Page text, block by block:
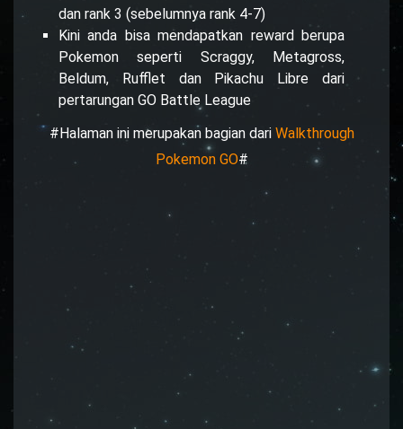
dan rank 3 (sebelumnya rank 4-7)
Kini anda bisa mendapatkan reward berupa
Pokemon seperti Scraggy, Metagross,
Beldum, Rufflet dan Pikachu Libre dari
pertarungan GO Battle League
#Halaman ini merupakan bagian dari Walkthrough
Pokemon GO#